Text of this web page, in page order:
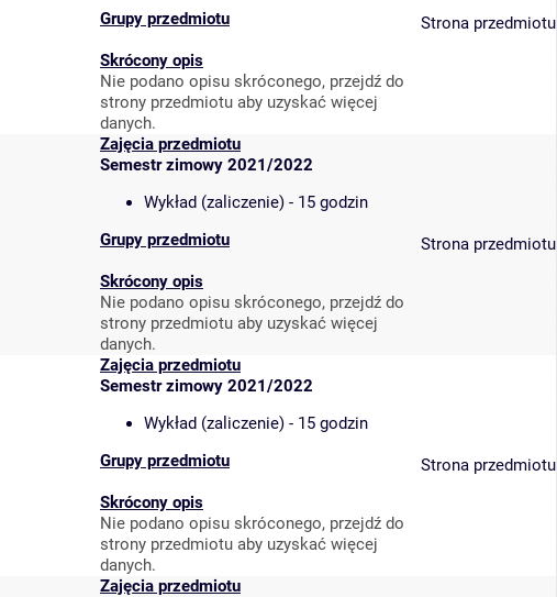
Grupy przedmiotu
Skrócony opis
Nie podano opisu skróconego, przejdź do
strony przedmiotu aby uzyskać więcej
danych.
Strona przedmiotu
Zajęcia przedmiotu
Semestr zimowy 2021/2022
Wykład (zaliczenie) - 15 godzin
Grupy przedmiotu
Skrócony opis
Nie podano opisu skróconego, przejdź do
strony przedmiotu aby uzyskać więcej
danych.
Strona przedmiotu
Zajęcia przedmiotu
Semestr zimowy 2021/2022
Wykład (zaliczenie) - 15 godzin
Grupy przedmiotu
Skrócony opis
Nie podano opisu skróconego, przejdź do
strony przedmiotu aby uzyskać więcej
danych.
Strona przedmiotu
Zajęcia przedmiotu